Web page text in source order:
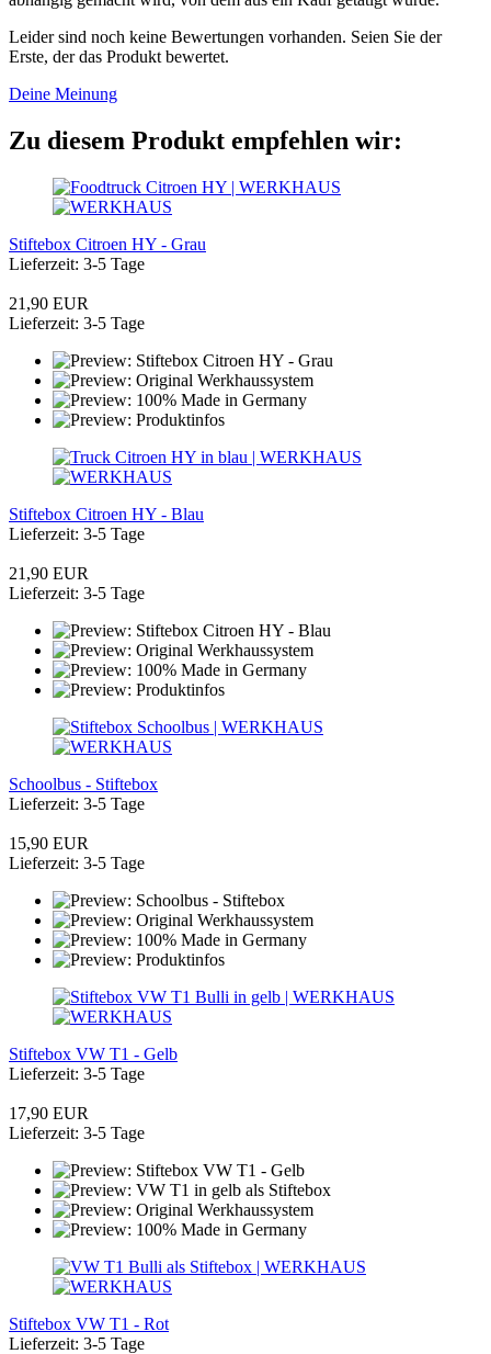
Leider sind noch keine Bewertungen vorhanden. Seien Sie der
Erste, der das Produkt bewertet.
Deine Meinung
Zu diesem Produkt empfehlen wir:
Stiftebox Citroen HY - Grau
Lieferzeit: 3-5 Tage
21,90 EUR
Lieferzeit: 3-5 Tage
Stiftebox Citroen HY - Blau
Lieferzeit: 3-5 Tage
21,90 EUR
Lieferzeit: 3-5 Tage
Schoolbus - Stiftebox
Lieferzeit: 3-5 Tage
15,90 EUR
Lieferzeit: 3-5 Tage
Stiftebox VW T1 - Gelb
Lieferzeit: 3-5 Tage
17,90 EUR
Lieferzeit: 3-5 Tage
Stiftebox VW T1 - Rot
Lieferzeit: 3-5 Tage